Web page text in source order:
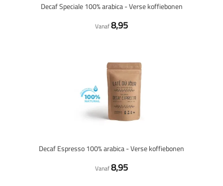
Decaf Speciale 100% arabica - Verse koffiebonen
Vanaf8,95
Decaf Espresso 100% arabica - Verse koffiebonen
Vanaf8,95